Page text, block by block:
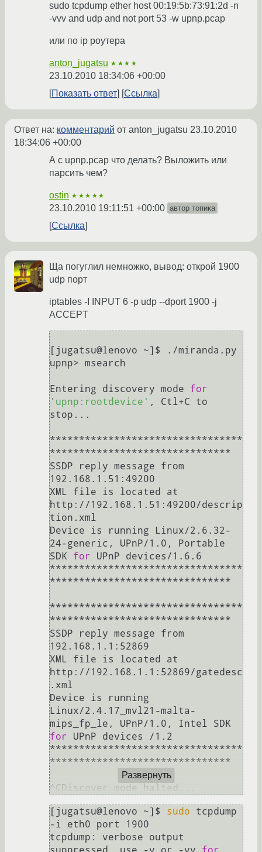
sudo tcpdump ether host 00:19:5b:73:91:2d -n
-vvv and udp and not port 53 -w upnp.pcap
или по ip роутера
anton_jugatsu ★★★★
23.10.2010 18:34:06 +00:00
Показать ответ
Ссылка
Ответ на: комментарий от anton_jugatsu 23.10.2010
18:34:06 +00:00
А с upnp.pcap что делать? Выложить или
парсить чем?
ostin ★★★★★
23.10.2010 19:11:51 +00:00 автор топика
Ссылка
Ща погуглил немножко, вывод: открой 1900
udp порт
iptables -I INPUT 6 -p udp --dport 1900 -j
ACCEPT
[jugatsu@lenovo ~]$ ./miranda.py
upnp> msearch
Entering discovery mode for
'upnp:rootdevice' , Ctl+C to
stop...
*********************************
*******************************
SSDP reply message from
192.168.1.51:49200
XML file is located at
http://192.168.1.51:49200/descrip
tion.xml
Device is running Linux/2.6.32-
24-generic, UPnP/1.0, Portable
SDK for
UPnP devices/1.6.6
*********************************
*******************************
*********************************
*******************************
SSDP reply message from
192.168.1.1:52869
XML file is located at
http://192.168.1.1:52869/gatedesc
.xml
Device is running
Linux/2.4.17_mvl21-malta-
for
UPnP devices /1.2
*********************************
*******************************
Развернуть
[jugatsu@lenovo ~]$ sudo tcpdump
-i eth0 port 1900
tcpdump: verbose output